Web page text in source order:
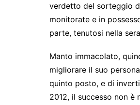
verdetto del sorteggio
monitorate e in
parte, tenutosi nella
Manto immacolato,
migliorare il suo
quinto posto, e di
2012, il successo non è